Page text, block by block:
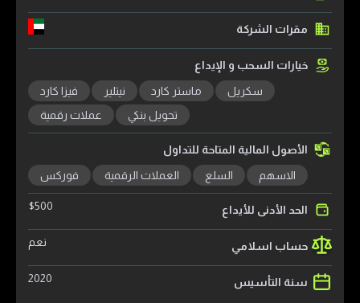
مقرات الشركة
خيارات السحب و الإيداع
سكريل ماستر كارد نيتلير
فيزا كارد
تحويل بنكي
عملات رقمية
الأصول المالية المتاحة للتداول
الاسهم السلع العملات الرقمية فوركس
الحد الأدنى للأيداع $500
حساب اسلامي نعم
سنة التأسيس 2020